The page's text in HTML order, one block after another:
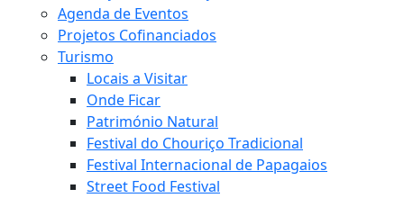
Agenda de Eventos
Projetos Cofinanciados
Turismo
Locais a Visitar
Onde Ficar
Património Natural
Festival do Chouriço Tradicional
Festival Internacional de Papagaios
Street Food Festival